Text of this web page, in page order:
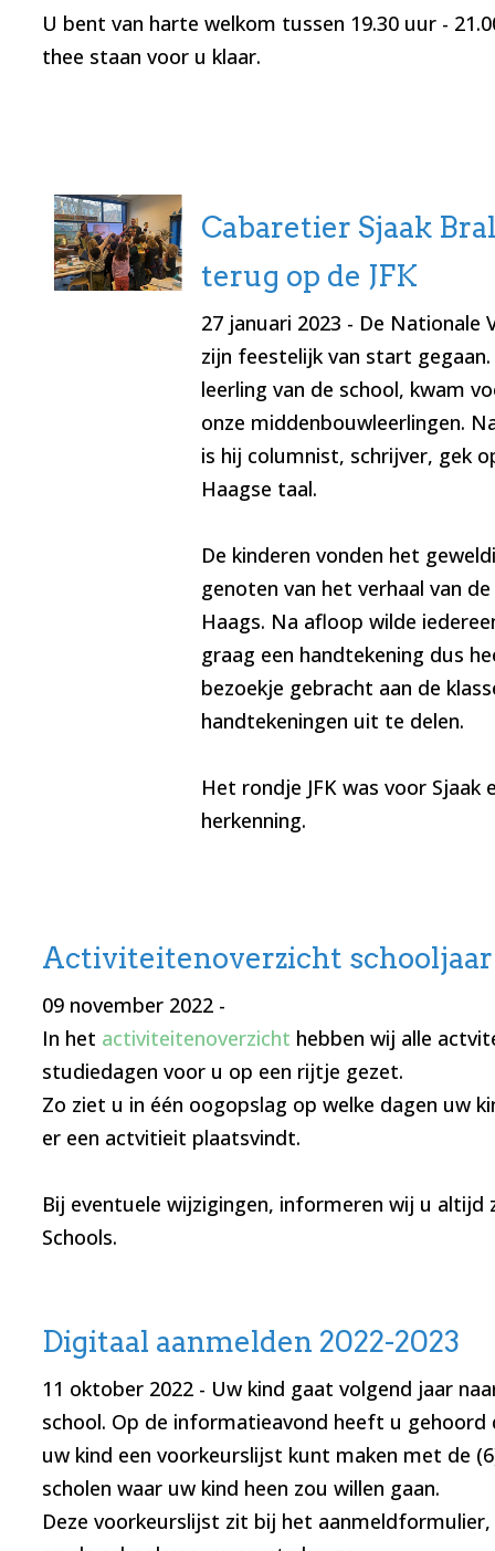
U bent van harte welkom tussen 19.30 uur -
thee staan voor u klaar.
Cabaretier Sjaak
terug op de JFK
27 januari 2023 - De Nationale
zijn feestelijk van start gegaan.
leerling van de school, kwam
onze middenbouwleerlingen.
is hij columnist, schrijver, gek
Haagse taal.
De kinderen vonden het
genoten van het verhaal van
Haags. Na afloop wilde
graag een handtekening dus
bezoekje gebracht aan de
handtekeningen uit te delen.
Het rondje JFK was voor Sjaak
herkenning.
Activiteitenoverzicht schooljaar
09 november 2022-
In het activiteitenoverzicht hebben wij alle
studiedagen voor u op een rijtje gezet.
Zo ziet u in één oogopslag op welke dagen uw
er een actvitieit plaatsvindt.
Bij eventuele wijzigingen, informeren wij u altijd
Schools.
Digitaal aanmelden 2022-2023
11 oktober 2022- Uw kind gaat volgend jaar
school. Op de informatieavond heeft u
uw kind een voorkeurslijst kunt maken met de
scholen waar uw kind heen zou willen gaan.
Deze voorkeurslijst zit bij het